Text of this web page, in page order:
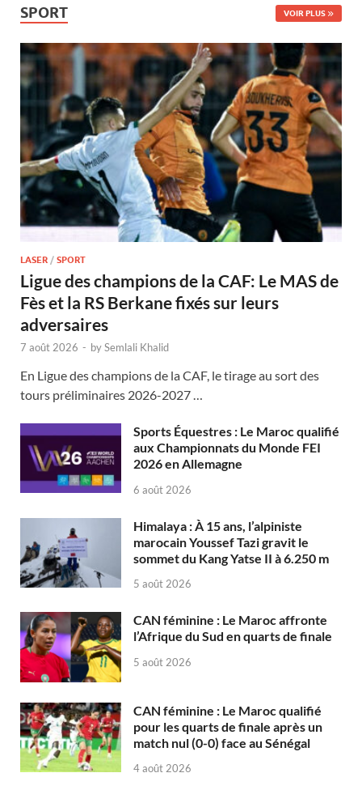
SPORT VOIR PLUS
LASER / SPORT
Ligue des champions de la CAF: Le MAS de
Fès et la RS Berkane fixés sur leurs
adversaires
7 août 2026 - bySemlali Khalid
En Ligue des champions de la CAF, le tirage au sort des
tours préliminaires 2026-2027 …
Sports Équestres : Le Maroc qualifié
aux Championnats du Monde FEI
2026 en Allemagne
6 août 2026
Himalaya : À 15 ans, l’alpiniste
marocain Youssef Tazi gravit le
sommet du Kang Yatse II à 6.250 m
5 août 2026
CAN féminine : Le Maroc affronte
l’Afrique du Sud en quarts de finale
5 août 2026
CAN féminine : Le Maroc qualifié
pour les quarts de finale après un
match nul (0-0) face au Sénégal
4 août 2026